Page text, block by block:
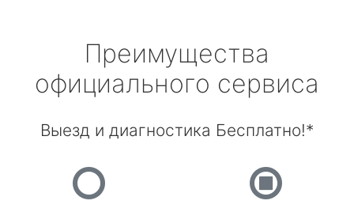
Преимущества
официального сервиса
Выезд и диагностика Бесплатно!*